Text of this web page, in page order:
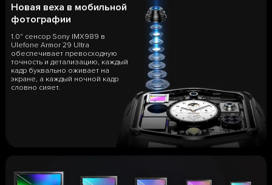
Новая веха в мобильной
фотографии
1.0" сенсор Sony IMX989 в
Ulefone Armor 29 Ultra
обеспечивает превосходную
точность и детализацию, каждый
кадр буквально оживает на
экране, а каждый ночной кадр
словно сияет.